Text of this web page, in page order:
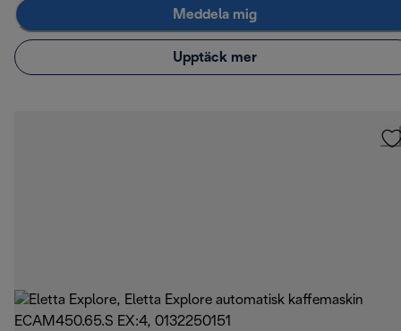
Meddela mig
Upptäck mer